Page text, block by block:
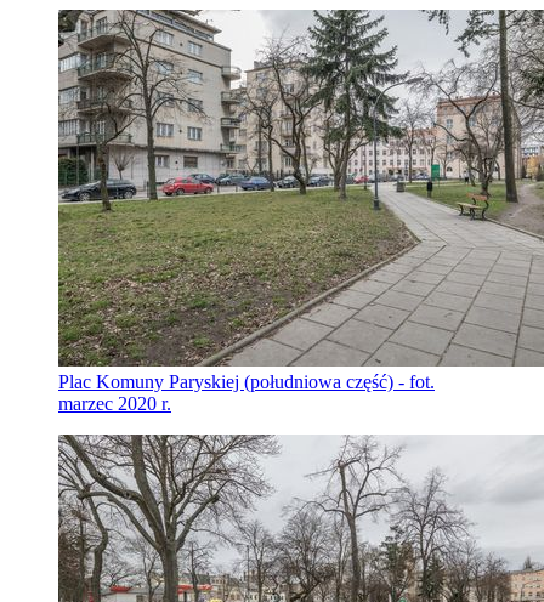
Plac Komuny Paryskiej (południowa część) - fot.
marzec 2020 r.